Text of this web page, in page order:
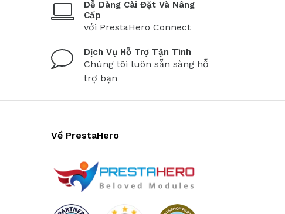
Dễ Dàng Cài Đặt Và Nâng
Cấp
với PrestaHero Connect
Dịch Vụ Hỗ Trợ Tận Tình
Chúng tôi luôn sẵn sàng hỗ
trợ bạn
Về PrestaHero